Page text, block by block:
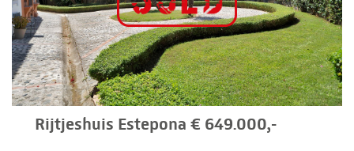
Rijtjeshuis Estepona € 649.000,-